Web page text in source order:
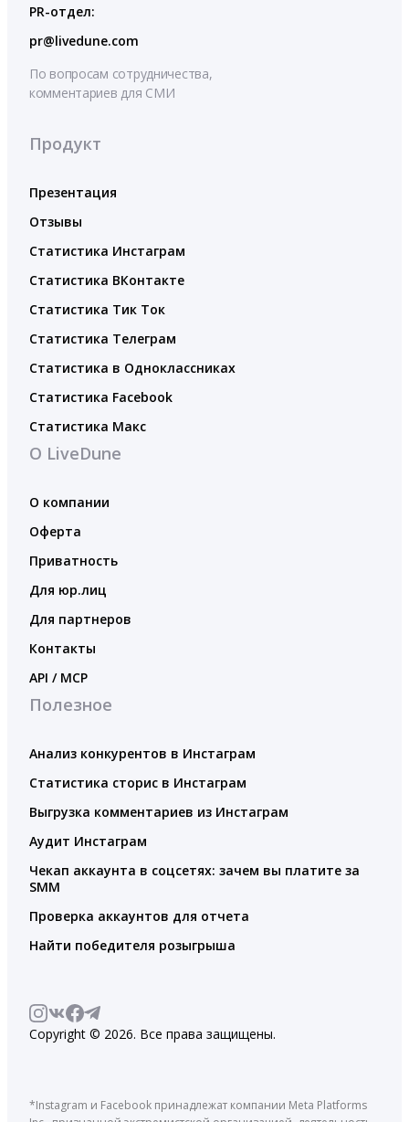
PR-отдел:
pr@livedune.com
По вопросам сотрудничества,
комментариев для СМИ
Продукт
Презентация
Отзывы
Статистика Инстаграм
Статистика ВКонтакте
Статистика Тик Ток
Статистика Телеграм
Статистика в Одноклассниках
Статистика Facebook
Статистика Макс
О LiveDune
О компании
Оферта
Приватность
Для юр.лиц
Для партнеров
Контакты
API / MCP
Полезное
Анализ конкурентов в Инстаграм
Статистика сторис в Инстаграм
Выгрузка комментариев из Инстаграм
Аудит Инстаграм
Чекап аккаунта в соцсетях: зачем вы платите за
SMM
Проверка аккаунтов для отчета
Найти победителя розыгрыша
Copyright © 2026. Все права защищены.
*Instagram и Facebook принадлежат компании Meta Platforms